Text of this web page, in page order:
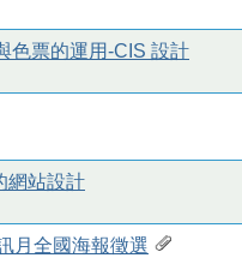
色票的運用-CIS 設計
網站設計
月全國海報徵選